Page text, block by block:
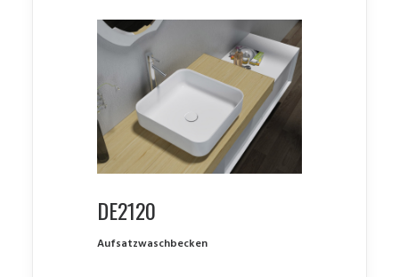
DE2120
Aufsatzwaschbecken